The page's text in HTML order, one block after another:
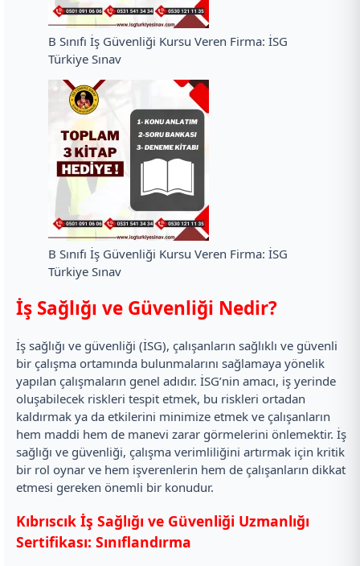
B Sınıfı İş Güvenliği Kursu Veren Firma: İSG
Türkiye Sınav
B Sınıfı İş Güvenliği Kursu Veren Firma: İSG
Türkiye Sınav
İş Sağlığı ve Güvenliği Nedir?
İş sağlığı ve güvenliği (İSG), çalışanların sağlıklı ve güvenli
bir çalışma ortamında bulunmalarını sağlamaya yönelik
yapılan çalışmaların genel adıdır. İSG’nin amacı, iş yerinde
oluşabilecek riskleri tespit etmek, bu riskleri ortadan
kaldırmak ya da etkilerini minimize etmek ve çalışanların
hem maddi hem de manevi zarar görmelerini önlemektir. İş
sağlığı ve güvenliği, çalışma verimliliğini artırmak için kritik
bir rol oynar ve hem işverenlerin hem de çalışanların dikkat
etmesi gereken önemli bir konudur.
Kıbrıscık İş Sağlığı ve Güvenliği Uzmanlığı
Sertifikası: Sınıflandırma